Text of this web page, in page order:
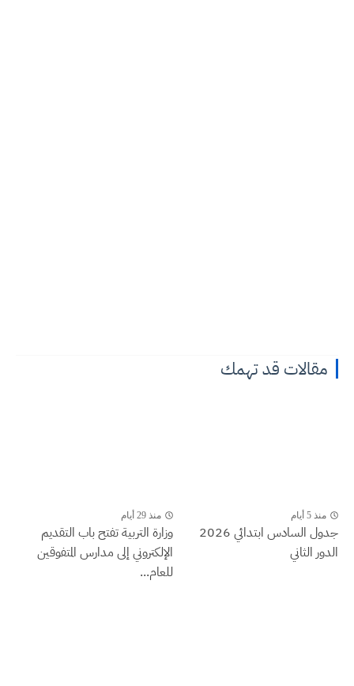
مقالات قد تهمك
منذ 5 أيام
جدول السادس ابتدائي 2026
الدور الثاني
منذ 29 أيام
وزارة التربية تفتح باب التقديم
الإلكتروني إلى مدارس المتفوقين
للعام...